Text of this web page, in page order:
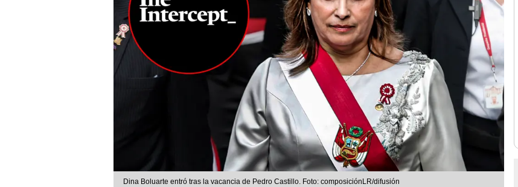
Dina Boluarte entró tras la vacancia de Pedro Castillo. Foto: composiciónLR/difusión